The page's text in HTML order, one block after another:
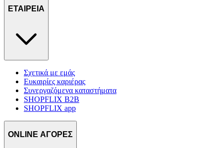
ΕΤΑΙΡΕΙΑ
Σχετικά με εμάς
Ευκαιρίες καριέρας
Συνεργαζόμενα καταστήματα
SHOPFLIX B2B
SHOPFLIX app
ONLINE ΑΓΟΡΕΣ